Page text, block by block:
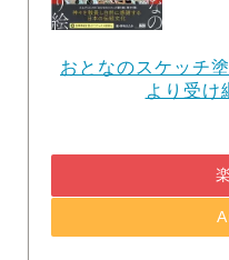
おとなのスケッ
より受け